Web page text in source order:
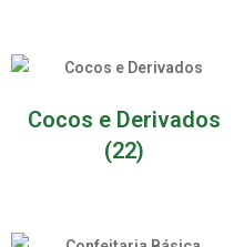
Cocos e Derivados
(22)